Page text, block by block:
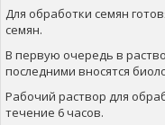
Для обработки семян
семян.
В первую очередь в
последними вносятся
Рабочий раствор для
течение 6 часов.